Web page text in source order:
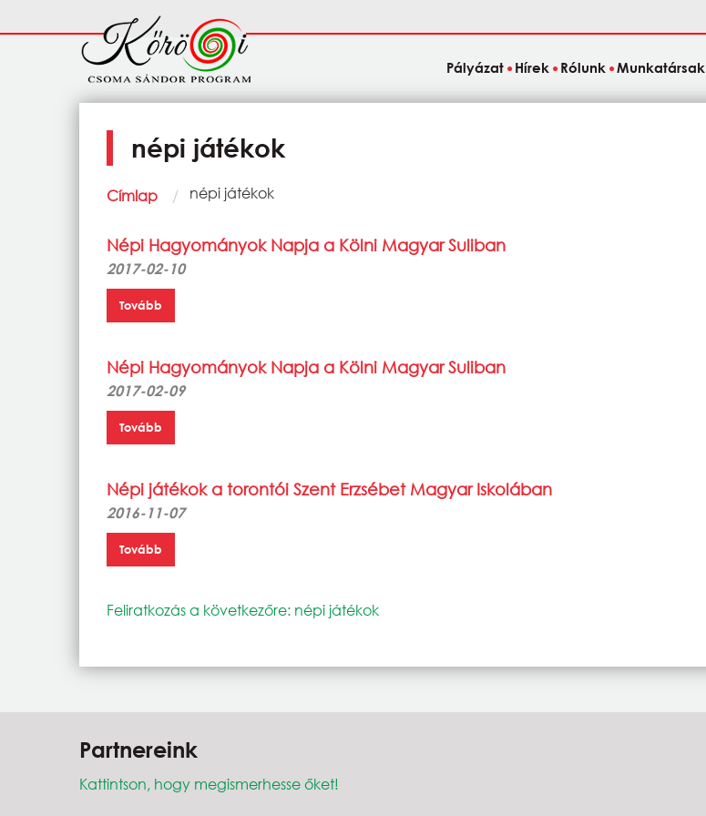
Fő
navigáció
Pályázat Hírek Rólunk Munkatársak
népi játékok
Morzsa
Címlap Current:
népi játékok
Népi Hagyományok Napja a Kölni Magyar Suliban
2017-02-10
Tovább
Népi Hagyományok Napja a Kölni Magyar Suliban
2017-02-09
Tovább
Népi játékok a torontói Szent Erzsébet Magyar Iskolában
2016-11-07
Tovább
Feliratkozás a következőre: népi játékok
Partnereink
Kattintson, hogy megismerhesse őket!